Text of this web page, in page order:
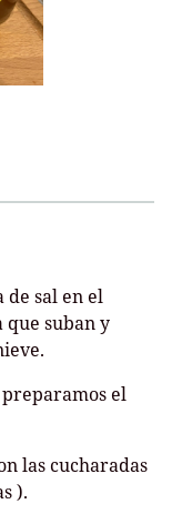
de sal en el
suban y
el
las cucharadas
).